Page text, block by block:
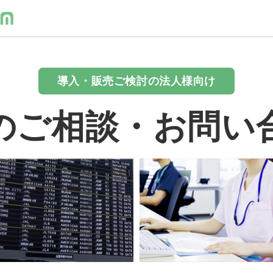
導入・販売ご検討の法人様向け
ご相談・お問い